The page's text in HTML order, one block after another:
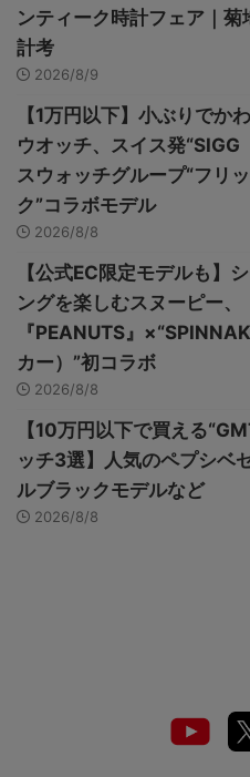
ンティーク時計フェア｜菊
計考
2026/8/9
【1万円以下】小ぶりでか
ウオッチ、スイス発“SIGG
スウォッチグループ“フリ
ク”コラボモデル
2026/8/8
【公式EC限定モデルも】
ングを楽しむスヌーピー、
『PEANUTS』
カー）”初コラボ
2026/8/8
【10万円以下で買える
ッチ3選】人気のペプシベ
ルブラックモデルなど
2026/8/8